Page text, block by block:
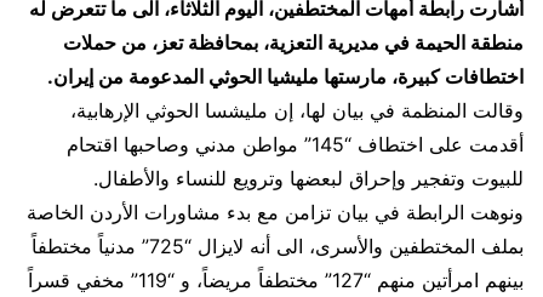
أشارت رابطة أمهات المختطفين، اليوم الثلاثاء، الى ما تتعرض له
منطقة الحيمة في مديرية التعزية، بمحافظة تعز، من حملات
اختطافات كبيرة، مارستها مليشيا الحوثي المدعومة من إيران.
وقالت المنظمة في بيان لها، إن مليشسا الحوثي الإرهابية،
أقدمت على اختطاف “145” مواطن مدني وصاحبها اقتحام
للبيوت وتفجير وإحراق لبعضها وترويع للنساء والأطفال.
ونوهت الرابطة في بيان تزامن مع بدء مشاورات الأردن الخاصة
بملف المختطفين والأسرى، الى أنه لايزال “725” مدنياً مختطفاً
بينهم امرأتين منهم “127” مختطفاً مريضاً، و “119” مخفي قسراً